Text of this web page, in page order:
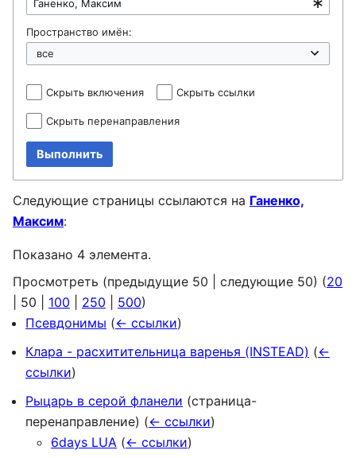
Пространство имён:
Скрыть включения Скрыть ссылки
Скрыть перенаправления
Выполнить
Следующие страницы ссылаются на Ганенко,
Максим:
Показано 4 элемента.
Просмотреть (предыдущие 50 следующие 50) (20
50 100 250 500)
Псевдонимы (← ссылки)
Клара - расхитительница варенья (INSTEAD) (←
ссылки)
Рыцарь в серой фланели (страница-
перенаправление) (← ссылки)
6days LUA (← ссылки)